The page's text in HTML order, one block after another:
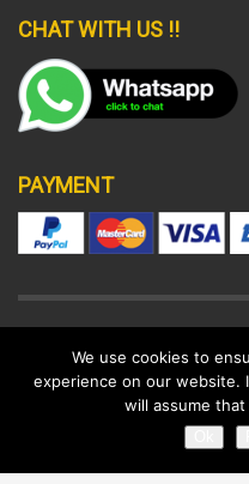
CHAT WITH US !!
PAYMENT
DISCLAIMER SUPPORT POLICY
© 2022
We use cookies to
experience on our website.
will assume